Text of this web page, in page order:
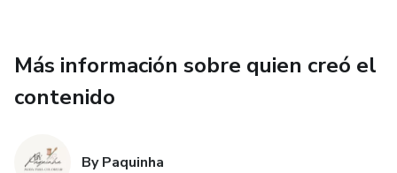
Más información sobre quien creó el
contenido
By Paquinha